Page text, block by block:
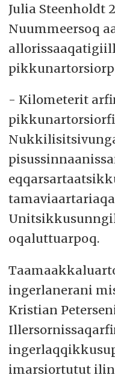
Julia Steenholdt
Nuummeersoq
- Kilometerit
oqaluttuarpoq.
ingerlanerani
Kristian
imarsiortutut